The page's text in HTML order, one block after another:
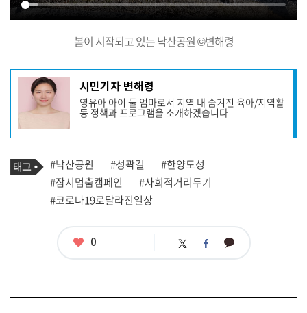
봄이 시작되고 있는 낙산공원 ©변해령
기
자
프
필
시민기자 변해령
영유아 아이 둘 엄마로서 지역 내 숨겨진 육아/지역활
동 정책과 프로그램을 소개하겠습니다
기
사
관
련
태
태
그
#낙산공원 #성곽길
#한양도성
#잠시멈춤캠페인
#사회적거리두기
#코로나19로달라진일상
좋
0 트 페 카